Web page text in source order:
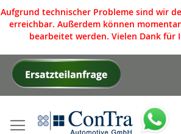
Aufgrund technischer Probleme sind wir
erreichbar. Außerdem können
bearbeitet werden. Vielen Dank für
Direkt